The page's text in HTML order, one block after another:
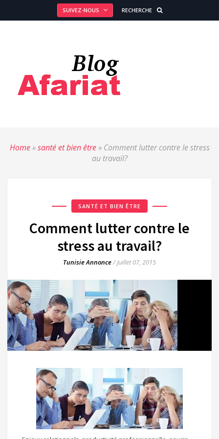
SUIVEZ-NOUS RECHERCHE
Home»santé et bien être» Comment lutter contre le stress
au travail?
SANTÉ ET BIEN ÊTRE
Comment lutter contre le
stress au travail?
Tunisie Annonce/Juillet 07, 2015